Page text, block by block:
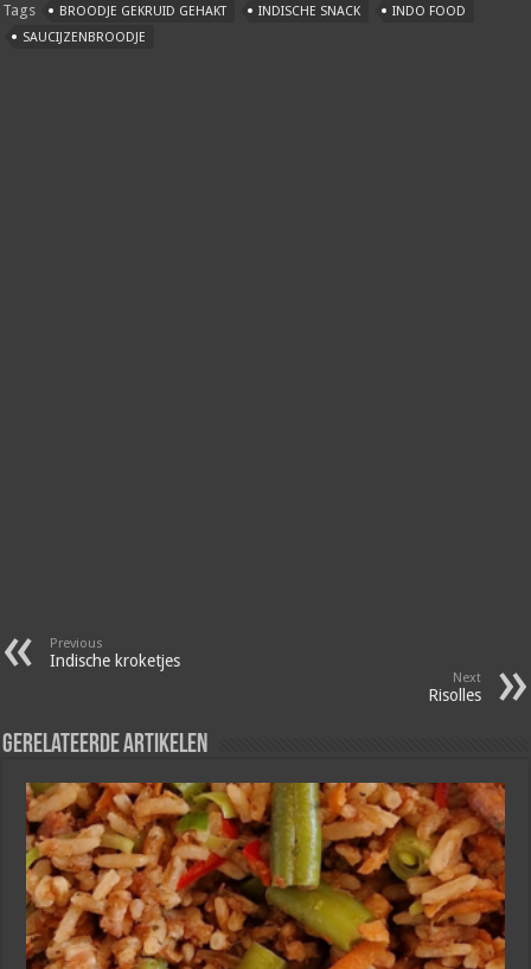
Tags BROODJE GEKRUID GEHAKT INDISCHE SNACK
INDO FOOD
SAUCIJZENBROODJE
Previous
Indische kroketjes
Next
Risolles
Gerelateerde artikelen